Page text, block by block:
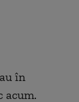
în
acum.